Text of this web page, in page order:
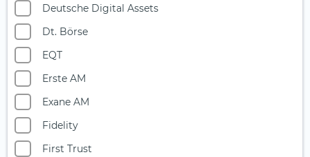
Geschlechtergleichheit
Gesundheit
Globale Dividenden (1)
Goldminen
Halbleiter
Holz
Immobilien (1)
Deutsche Digital Assets
Dt. Börse
EQT
Erste AM
Exane AM
Fidelity
First Trust